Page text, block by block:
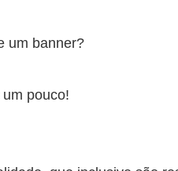
um banner?
pouco!